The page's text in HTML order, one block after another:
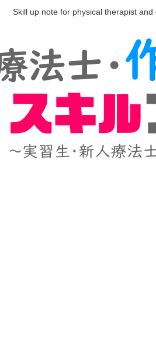
Skill up note for physical therapist